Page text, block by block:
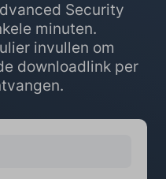
Security
minuten.
invullen om
downloadlink per